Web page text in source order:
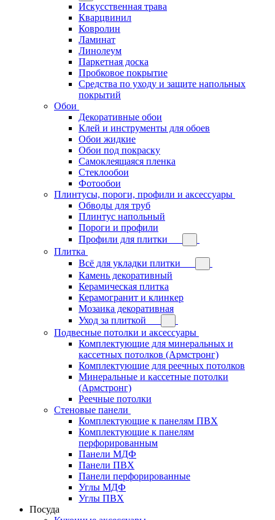
Искусственная трава
Кварцвинил
Ковролин
Ламинат
Линолеум
Паркетная доска
Пробковое покрытие
Средства по уходу и защите напольных
покрытий
Обои
Декоративные обои
Клей и инструменты для обоев
Обои жидкие
Обои под покраску
Самоклеящаяся пленка
Стеклообои
Фотообои
Плинтусы, пороги, профили и аксессуары
Обводы для труб
Плинтус напольный
Пороги и профили
Профили для плитки
Плитка
Всё для укладки плитки
Камень декоративный
Керамическая плитка
Керамогранит и клинкер
Мозаика декоративная
Уход за плиткой
Подвесные потолки и аксессуары
Комплектующие для минеральных и
кассетных потолков (Армстронг)
Комплектующие для реечных потолков
Минеральные и кассетные потолки
(Армстронг)
Реечные потолки
Стеновые панели
Комплектующие к панелям ПВХ
Комплектующие к панелям
перфорированным
Панели МДФ
Панели ПВХ
Панели перфорированные
Углы МДФ
Углы ПВХ
Посуда